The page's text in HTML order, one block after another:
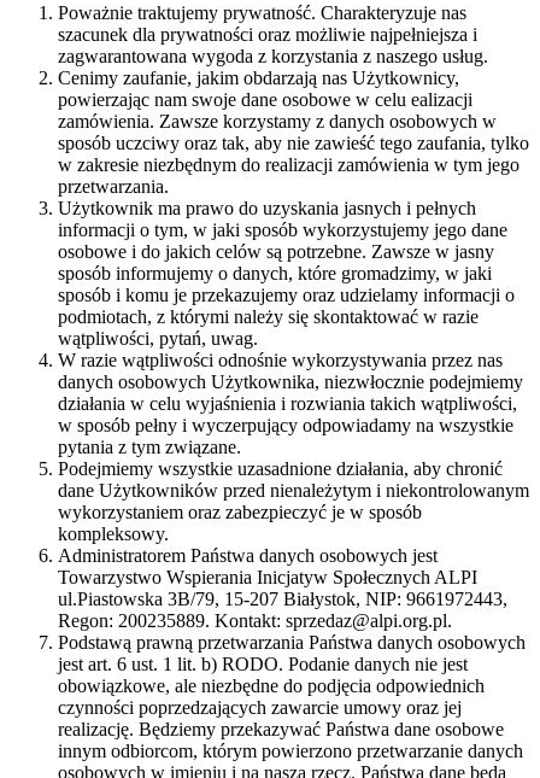
Poważnie traktujemy prywatność. Charakteryzuje nas
szacunek dla prywatności oraz możliwie najpełniejsza i
zagwarantowana wygoda z korzystania z naszego usług.
Cenimy zaufanie, jakim obdarzają nas Użytkownicy,
powierzając nam swoje dane osobowe w celu ealizacji
zamówienia. Zawsze korzystamy z danych osobowych w
sposób uczciwy oraz tak, aby nie zawieść tego zaufania, tylko
w zakresie niezbędnym do realizacji zamówienia w tym jego
przetwarzania.
Użytkownik ma prawo do uzyskania jasnych i pełnych
informacji o tym, w jaki sposób wykorzystujemy jego dane
osobowe i do jakich celów są potrzebne. Zawsze w jasny
sposób informujemy o danych, które gromadzimy, w jaki
sposób i komu je przekazujemy oraz udzielamy informacji o
podmiotach, z którymi należy się skontaktować w razie
wątpliwości, pytań, uwag.
W razie wątpliwości odnośnie wykorzystywania przez nas
danych osobowych Użytkownika, niezwłocznie podejmiemy
działania w celu wyjaśnienia i rozwiania takich wątpliwości,
w sposób pełny i wyczerpujący odpowiadamy na wszystkie
pytania z tym związane.
Podejmiemy wszystkie uzasadnione działania, aby chronić
dane Użytkowników przed nienależytym i niekontrolowanym
wykorzystaniem oraz zabezpieczyć je w sposób
kompleksowy.
Administratorem Państwa danych osobowych jest
Towarzystwo Wspierania Inicjatyw Społecznych ALPI
ul.Piastowska 3B/79, 15-207 Białystok, NIP: 9661972443,
Regon: 200235889. Kontakt: sprzedaz@alpi.org.pl.
Podstawą prawną przetwarzania Państwa danych osobowych
jest art. 6 ust. 1 lit. b) RODO. Podanie danych nie jest
obowiązkowe, ale niezbędne do podjęcia odpowiednich
czynności poprzedzających zawarcie umowy oraz jej
realizację. Będziemy przekazywać Państwa dane osobowe
innym odbiorcom, którym powierzono przetwarzanie danych
osobowych w imieniu i na naszą rzecz. Państwa dane będą